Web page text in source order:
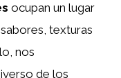
ocupan un lugar
texturas
nos
de los